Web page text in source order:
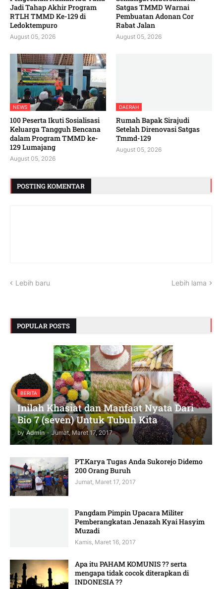
Jadi Tahap Akhir Program
RTLH TMMD Ke-129 di
Ledoktempuro
August 05, 2026
Satgas TMMD Warnai
Pembuatan Adonan Cor
Rabat Jalan
August 05, 2026
NEWS
100 Peserta Ikuti Sosialisasi
Keluarga Tangguh Bencana
dalam Program TMMD ke-
129 Lumajang
August 05, 2026
DAERAH
Rumah Bapak Sirajudi
Setelah Direnovasi Satgas
Tmmd-129
August 05, 2026
POSTING KOMENTAR
Lebih baru Lebih lama
POPULAR POSTS
BERITA
Inilah Khasiat dan Manfaat Nyata Dari
Bio 7 (seven) Untuk Tubuh Kita
by Admin - Jumat, Maret 17, 2017
PT.Karya Tugas Anda Sukorejo Didemo
200 Orang Buruh
Jumat, Maret 17, 2017
Pangdam Pimpin Upacara Militer
Pemberangkatan Jenazah Kyai Hasyim
Muzadi
Kamis, Maret 16, 2017
Apa itu PAHAM KOMUNIS ?? serta
mengapa tidak cocok diterapkan di
INDONESIA ??